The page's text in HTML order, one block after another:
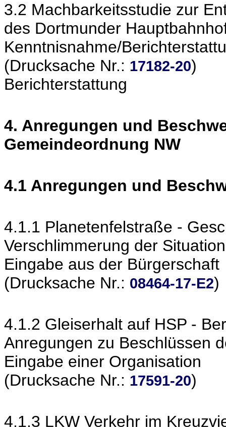
3.2 Machbarkeitsstudie zur
des Dortmunder
Kenntnisnahme/
(Drucksache Nr.: 17182-20)
Berichterstattung
4. Anregungen und
Gemeindeordnung NW
4.1 Anregungen und
4.1.1 Planetenfelstraße -
Verschlimmerung der Situation
Eingabe aus der Bürgerschaft
(Drucksache Nr.: 08464-17-E2)
4.1.2 Gleiserhalt auf HSP -
Anregungen zu Beschlüssen
Eingabe einer Organisation
(Drucksache Nr.: 17591-20)
4.1.3 LKW Verkehr im